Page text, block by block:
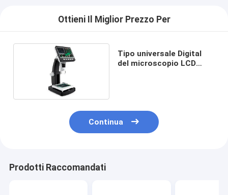
Ottieni Il Miglior Prezzo Per
Tipo universale Digital
del microscopio LCD
Continua
Prodotti Raccomandati